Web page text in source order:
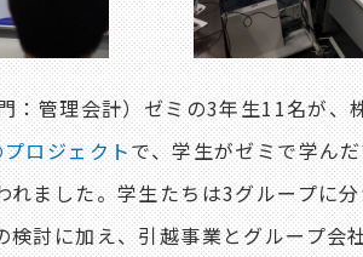
管理会計）ゼミの3年生11名が、
プロジェクトで、学生がゼミで学ん
ました。学生たちは3グループに
討に加え、引越事業とグループ会